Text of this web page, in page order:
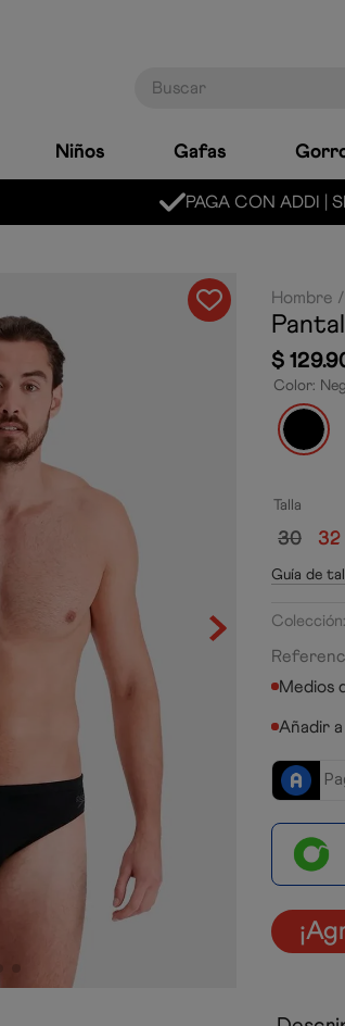
Niños Gafas
MARCA LÍDER
Hombre
$ 129.
Color:
Talla
30 32
Guía de
Medios